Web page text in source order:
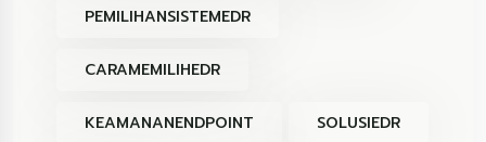
PEMILIHANSISTEMEDR
CARAMEMILIHEDR
KEAMANANENDPOINT SOLUSIEDR